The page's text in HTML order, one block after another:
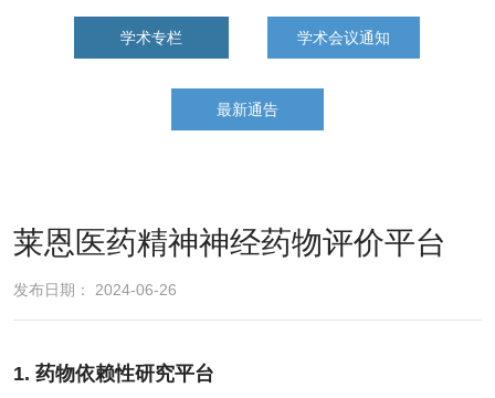
学术专栏 学术会议通知
最新通告
莱恩医药精神神经药物评价平台
发布日期： 2024-06-26
1. 药物依赖性研究平台